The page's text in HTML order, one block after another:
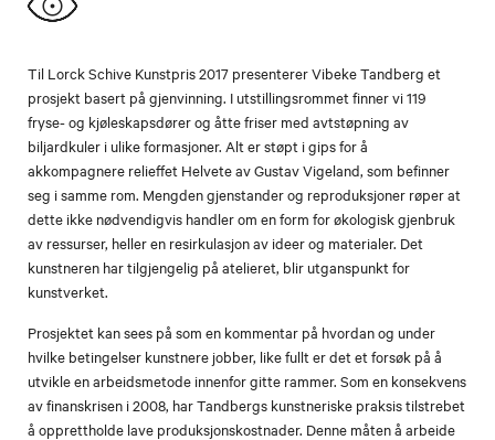
Til Lorck Schive Kunstpris 2017 presenterer Vibeke Tandberg et
prosjekt basert på gjenvinning. I utstillingsrommet finner vi 119
fryse- og kjøleskapsdører og åtte friser med avtstøpning av
biljardkuler i ulike formasjoner. Alt er støpt i gips for å
akkompagnere relieffet Helvete av Gustav Vigeland, som befinner
seg i samme rom. Mengden gjenstander og reproduksjoner røper at
dette ikke nødvendigvis handler om en form for økologisk gjenbruk
av ressurser, heller en resirkulasjon av ideer og materialer. Det
kunstneren har tilgjengelig på atelieret, blir utganspunkt for
kunstverket.
Prosjektet kan sees på som en kommentar på hvordan og under
hvilke betingelser kunstnere jobber, like fullt er det et forsøk på å
utvikle en arbeidsmetode innenfor gitte rammer. Som en konsekvens
av finanskrisen i 2008, har Tandbergs kunstneriske praksis tilstrebet
å opprettholde lave produksjonskostnader. Denne måten å arbeide